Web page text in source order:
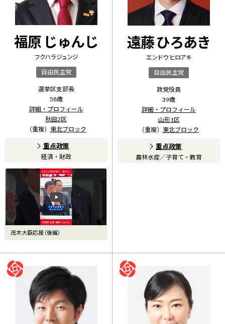
福原 じゅんじ
フクハラ ジュンジ
自由民主党
選挙区支部長
58歳
詳細・プロフィール
秋田2区
（重複） 東北ブロック
重点政策
経済・財政
茂木大臣応援（後編）
遠藤 ひろあき
エンドウ ヒロアキ
自由民主党
政党役員
39歳
詳細・プロフィール
山形1区
（重複） 東北ブロック
重点政策
農林水産／子育て・教育